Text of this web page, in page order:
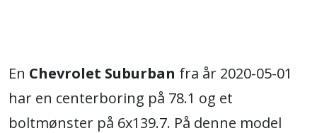
En Chevrolet Suburban fra år 2020-05-01
har en centerboring på 78.1 og et
boltmønster på 6x139.7. På denne model